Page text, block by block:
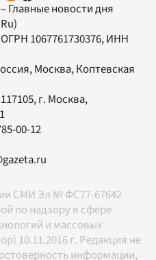
Главные новости дня
1067761730376, ИНН
Москва, Коптевская
117105, г. Москва,
00-12
СМИ Эл № ФС77-67642
по надзору в сфере
и массовых
10.11.2016 г. Редакция не
информации,